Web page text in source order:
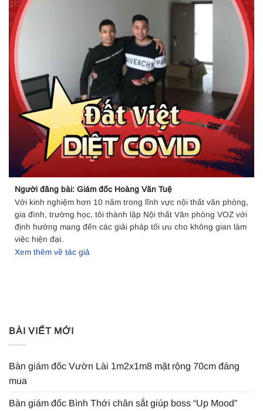
Người đăng bài: Giám đốc Hoàng Văn Tuệ
Với kinh nghiệm hơn 10 năm trong lĩnh vực nội thất văn phòng,
gia đình, trường học, tôi thành lập Nội thất Văn phòng VOZ với
định hướng mang đến các giải pháp tối ưu cho không gian làm
việc hiện đại.
Xem thêm về tác giả
BÀI VIẾT MỚI
Bàn giám đốc Vườn Lài 1m2x1m8 mặt rộng 70cm đáng
mua
Bàn giám đốc Bình Thới chân sắt giúp boss “Up Mood”